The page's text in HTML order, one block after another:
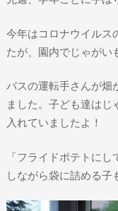
今年はコロナウイルス
たが、園内でじゃがい
バスの運転手さんが畑
ました。子ども達はじ
入れていましたよ！
「フライドポテトに
しながら袋に詰める子